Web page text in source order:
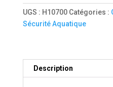
UGS : H10700 Catégories :
Sécurité Aquatique
Description